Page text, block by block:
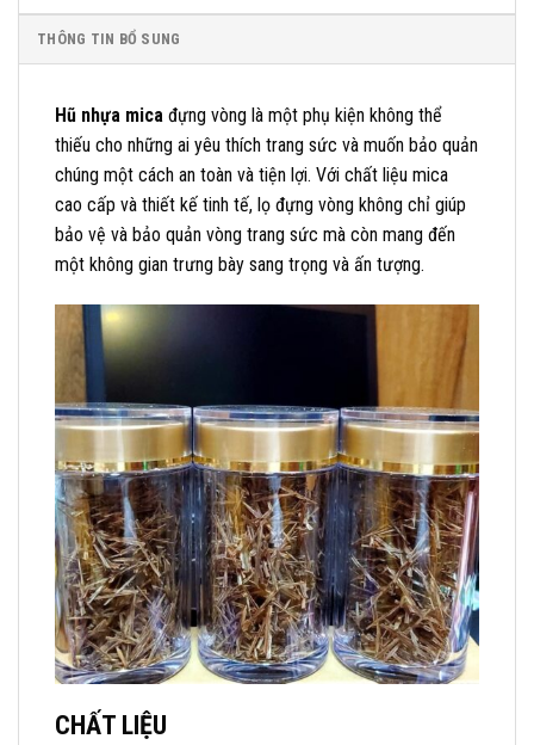
THÔNG TIN BỔ SUNG
Hũ nhựa mica đựng vòng là một phụ kiện không thể
thiếu cho những ai yêu thích trang sức và muốn bảo quản
chúng một cách an toàn và tiện lợi. Với chất liệu mica
cao cấp và thiết kế tinh tế, lọ đựng vòng không chỉ giúp
bảo vệ và bảo quản vòng trang sức mà còn mang đến
một không gian trưng bày sang trọng và ấn tượng.
CHẤT LIỆU